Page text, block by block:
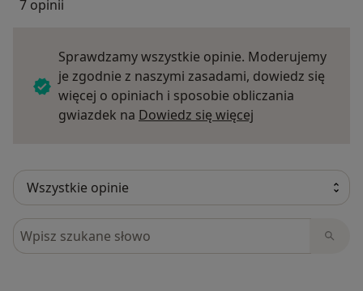
7 opinii
Sprawdzamy wszystkie opinie. Moderujemy
je zgodnie z naszymi zasadami, dowiedz się
więcej o opiniach i sposobie obliczania
gwiazdek na Dowiedz się więcej
Szukaj w opiniach